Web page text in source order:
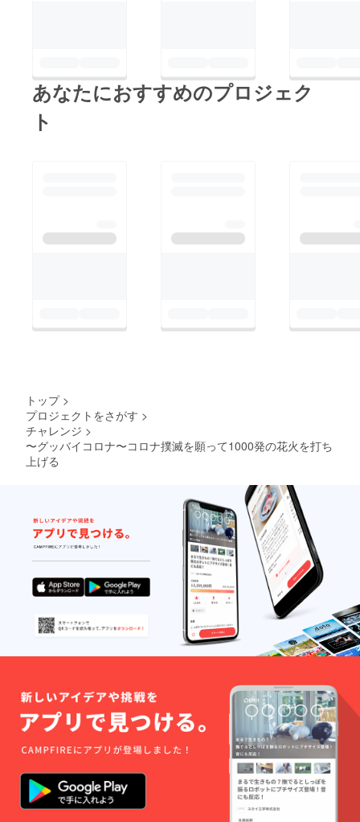
あなたにおすすめのプロジェク
ト
トップ >
プロジェクトをさがす >
チャレンジ >
〜グッバイコロナ〜コロナ撲滅を願って1000発の花火を打ち
上げる